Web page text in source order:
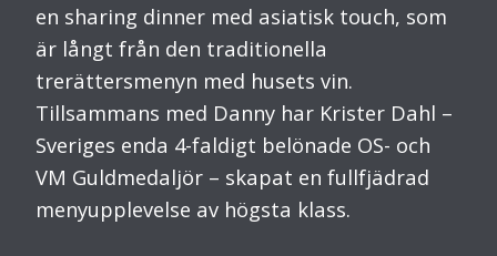
en sharing dinner med asiatisk touch, som
är långt från den traditionella
trerättersmenyn med husets vin.
Tillsammans med Danny har Krister Dahl –
Sveriges enda 4-faldigt belönade OS- och
VM Guldmedaljör – skapat en fullfjädrad
menyupplevelse av högsta klass.